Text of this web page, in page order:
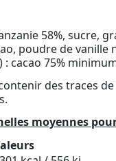
58%, sucre,
poudre de vanille
: cacao 75%
des traces
moyennes pour